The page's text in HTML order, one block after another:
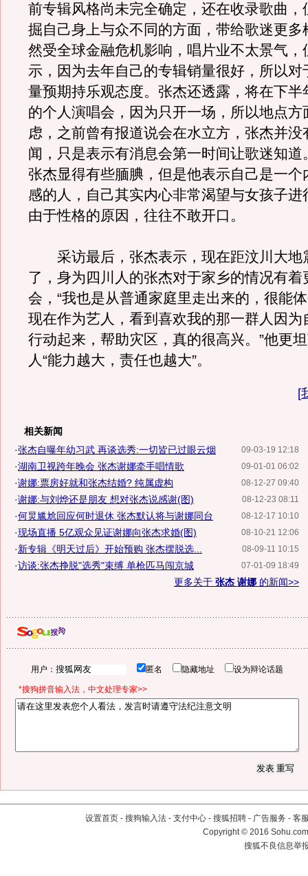
前专辑风格尚未完全确定，还在收录歌曲，
掘自己身上与众不同的方面，带给歌迷更多
然受全球金融危机影响，唱片业不太景气，
示，因为去年自己的专辑销量很好，所以对
量预期持乐观态度。张杰还透露，将在下半
的个人演唱会，因为只开一场，所以地点方
虑，之前曾有报道说会在水立方，张杰并没
闻，只是表示有消息会第一时间让歌迷知道
张杰显得有些腼腆，但是他表示自己是一个
感的人，自己其实内心非常渴望与女孩子进
由于性格的原因，往往不敢开口。
采访最后，张杰表示，现在距汶川大地
了，身为四川人的张杰对于家乡的情况有着
会，“我也是从普通家庭里走出来的，很能
现在作为艺人，看到喜欢我的那一群人因为
行动起来，帮助灾区，真的很高兴。”他更
人“能力越大，责任也越大”。
[
相关新闻
09-03-19 12:18
·张杰自曝年幼习武 再谈选秀:一切皆已过眼云烟
09-01-01 06:02
·湖南卫视跨年晚会 张杰谢娜牵手唱情歌
08-12-27 09:40
·谢娜:票房好就和张杰结婚? 纯属虚构
08-12-23 08:11
·谢娜:与刘烨还是朋友 想对张杰说感谢(图)
08-12-17 10:10
·何炅尴尬回应何时退休 张杰默认将与谢娜同台
08-10-21 12:06
·现场直播 5亿观众见证谢娜向张杰求婚(图)
08-09-11 10:15
·新专辑《明天过后》开始预购 张杰摆脱选...
07-01-09 18:49
·访谈:张杰挣脱"选秀"束缚 单枪匹马闯京城
更多关于 张杰 谢娜 的新闻>>
用户： 匿名 隐藏地址 设为辩论话题
*搜狗拼音输入法，中文处理专家>>
设置首页 - 搜狗输入法 - 支付中心 - 搜狐招聘 - 广告服务 - 客
Copyright©2016
搜狐不良信息举